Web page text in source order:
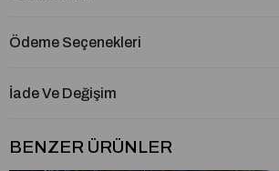
Ödeme Seçenekleri
İade Ve Değişim
BENZER ÜRÜNLER